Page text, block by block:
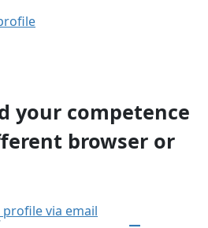
your competence
browser or
via email